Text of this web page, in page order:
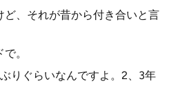
、それが昔から付き合いと言
。
りぐらいなんですよ。2、3年